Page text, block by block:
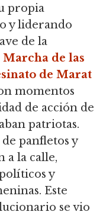
propia
y liderando
de la
Marcha de las
de Marat
momentos
de acción de
patriotas.
panfletos y
a la calle,
y
Este
se vio